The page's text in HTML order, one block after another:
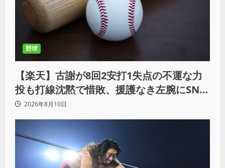
野球
【楽天】古謝が8回2安打1失点の不運な力
投も打線沈黙で惜敗、援護なき左腕にSNS
では同情の声
2026年8月10日